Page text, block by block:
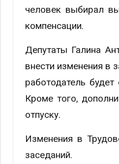
человек выбирал
компенсации.
Депутаты Галина
внести изменения в
работодатель
Кроме того,
отпуску.
Изменения в
заседаний.